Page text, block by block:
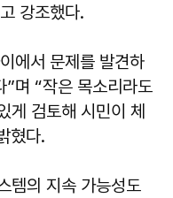
강조했다.
에서 문제를 발견하
며 “작은 목소리라도
게 검토해 시민이 체
혔다.
템의 지속 가능성도